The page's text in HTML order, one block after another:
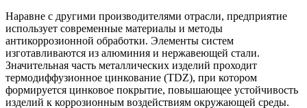
Наравне с другими производителями отрасли, предприятие
использует современные материалы и методы
антикоррозионной обработки. Элементы систем
изготавливаются из алюминия и нержавеющей стали.
Значительная часть металлических изделий проходит
термодиффузионное цинкование (TDZ), при котором
формируется цинковое покрытие, повышающее устойчивость
изделий к коррозионным воздействиям окружающей среды.